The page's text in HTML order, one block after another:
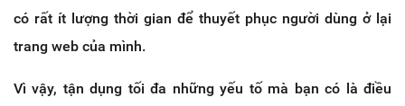
có rất ít lượng thời gian để thuyết phục người dùng ở lại
trang web của mình.
Vì vậy, tận dụng tối đa những yếu tố mà bạn có là điều